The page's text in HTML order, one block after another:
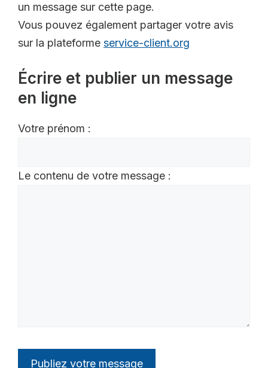
un message sur cette page.
Vous pouvez également partager votre avis
sur la plateforme service-client.org
Écrire et publier un message
en ligne
Votre prénom :
Le contenu de votre message :